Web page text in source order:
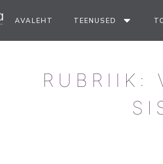
AVALEHT TEENUSED
RUBRIIK: